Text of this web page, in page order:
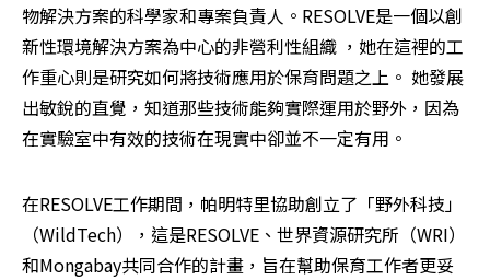
物解決方案的科學家和專案負責人。RESOLVE是一個以創
新性環境解決方案為中心的非營利性組織 ，她在這裡的工
作重心則是研究如何將技術應用於保育問題之上。 她發展
出敏銳的直覺，知道那些技術能夠實際運用於野外，因為
在實驗室中有效的技術在現實中卻並不一定有用。
在RESOLVE工作期間，帕明特里協助創立了「野外科技」
（WildTech），這是RESOLVE、世界資源研究所（WRI）
和Mongabay共同合作的計畫，旨在幫助保育工作者更妥